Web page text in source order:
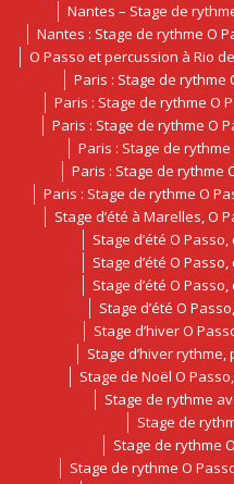
Nantes – Stage de
Nantes : Stage de rythme O
O Passo et percussion à Rio
Paris : Stage de rythme
Paris : Stage de rythme O
Paris : Stage de rythme O
Paris : Stage de rythme
Paris : Stage de rythme
Paris : Stage de rythme O
Stage d’été à Marelles, O
Stage d’été O
Stage d’été O
Stage d’été O
Stage d’été O
Stage d’hiver O
Stage d’hiver
Stage de Noël O
Stage de rythme
Stage de
Stage de rythme
Stage de rythme O